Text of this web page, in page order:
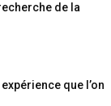
de la
que l’on